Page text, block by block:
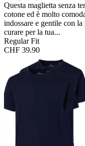
Questa maglietta senza
cotone ed è molto
indossare e gentile con
curare per la tua...
Regular Fit
CHF 39.90